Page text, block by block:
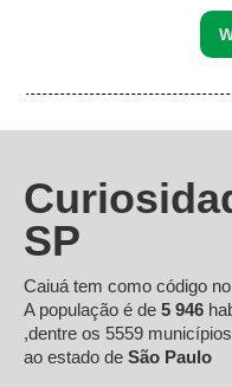
SP
Caiuá tem como código
A população é de 5 946
,dentre os 5559
ao estado de São Paulo